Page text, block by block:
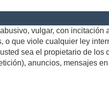
vulgar, con incitación
o que viole cualquier ley
sea el propietario de los
anuncios, mensajes